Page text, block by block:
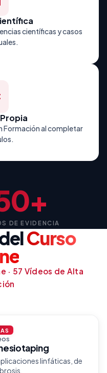
científicas y casos
Formación al completar
DE EVIDENCIA
Curso
· 57 Vídeos de Alta
linfáticas, de